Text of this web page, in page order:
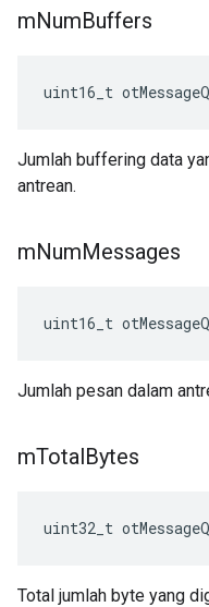
mNumBuffers
uint16_t
Jumlah buffering data
antrean.
mNumMessages
uint16_t
Jumlah pesan dalam
mTotalBytes
uint32_t
Total jumlah byte yang